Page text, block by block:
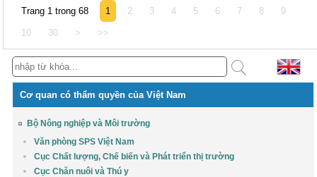
Trang 1 trong 68 1 2 3 4 5 6 7 8 9
10 30 > >>
Cơ quan có thẩm quyền của Việt Nam
Bộ Nông nghiệp và Môi trường
Văn phòng SPS Việt Nam
Cục Chất lượng, Chế biến và Phát triển thị trường
Cục Chăn nuôi và Thú y